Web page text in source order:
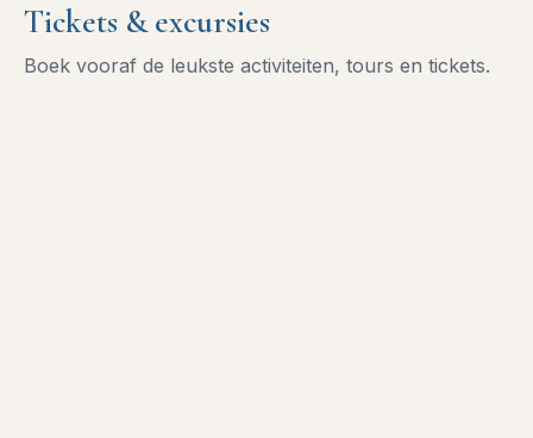
Tickets & excursies
Boek vooraf de leukste activiteiten, tours en tickets.